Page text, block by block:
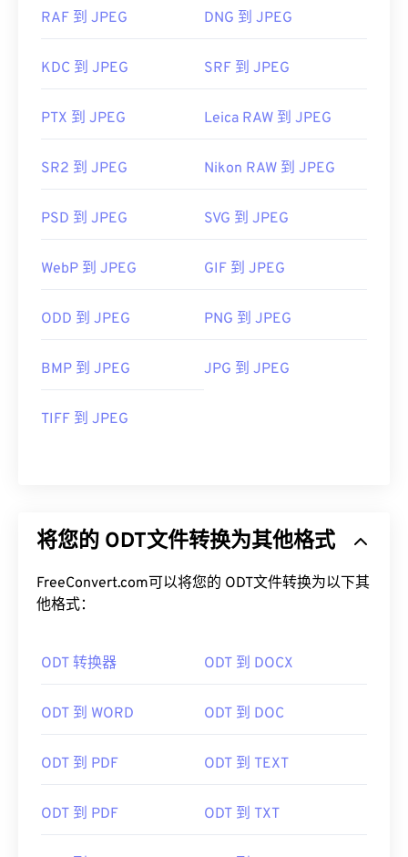
RAF 到 JPEG DNG 到 JPEG
KDC 到 JPEG SRF 到 JPEG
PTX 到 JPEG Leica RAW 到 JPEG
SR2 到 JPEG Nikon RAW 到 JPEG
PSD 到 JPEG SVG 到 JPEG
WebP 到 JPEG GIF 到 JPEG
ODD 到 JPEG PNG 到 JPEG
BMP 到 JPEG JPG 到 JPEG
TIFF 到 JPEG
将您的 ODT文件转换为其他格式
FreeConvert.com可以将您的 ODT文件转换为以下其
他格式：
ODT 转换器 ODT 到 DOCX
ODT 到 WORD ODT 到 DOC
ODT 到 PDF ODT 到 TEXT
ODT 到 PDF ODT 到 TXT